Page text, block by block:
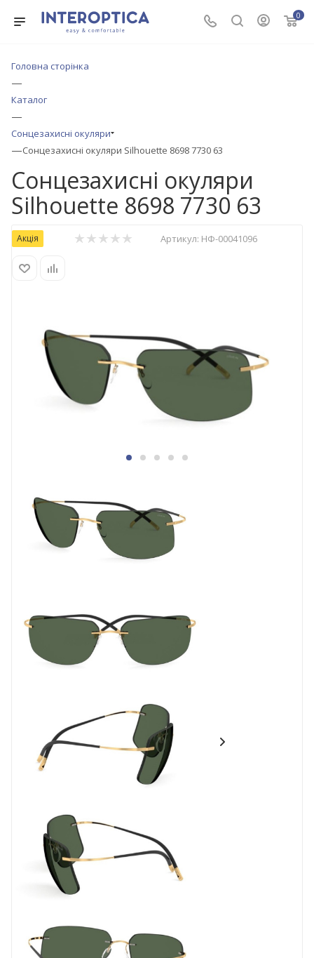
0
Головна сторінка
—
Каталог
—
Сонцезахисні окуляри
—Сонцезахисні окуляри Silhouette 8698 7730 63
Сонцезахисні окуляри
Silhouette 8698 7730 63
Акція Артикул: НФ-00041096